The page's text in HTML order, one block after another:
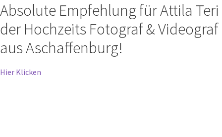
Absolute Empfehlung für Attila Teri
der Hochzeits Fotograf & Videograf
aus Aschaffenburg!
Hier Klicken